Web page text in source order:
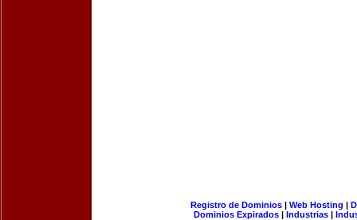
Registro de Dominios| Web Hosting |
Dominios Expirados | Industrias |